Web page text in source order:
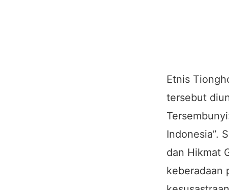
Etnis
tersebut
Indonesia”.
dan Hikmat
keberadaan